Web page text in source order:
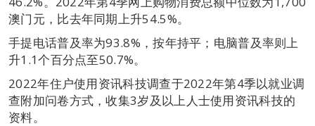
澳门元，比去年同期上升54.5%。
手提电话普及率为93.8%，按年持平；电脑普及率则上
升1.1个百分点至50.7%。
2022年住户使用资讯科技调查于2022年第4季以就业调
查附加问卷方式，收集3岁及以上人士使用资讯科技的
资料。